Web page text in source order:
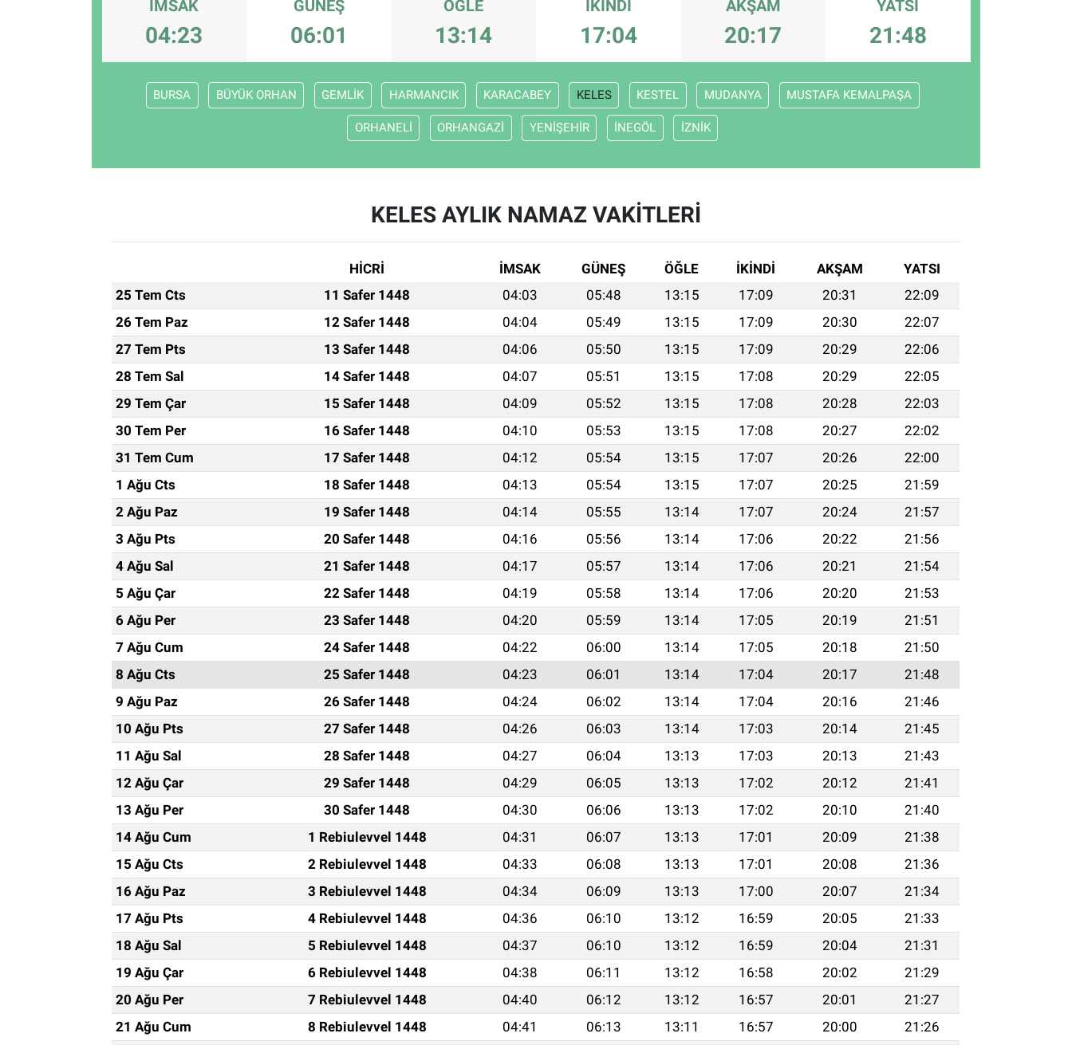
İMSAK
04:23
GÜNEŞ
06:01
ÖĞLE
13:14
İKINDI
17:04
AKŞAM
20:17
YATSI
21:48
BURSA BÜYÜK ORHAN GEMLİK HARMANCIK KARACABEY KELES KESTEL MUDANYA MUSTAFA KEMALPAŞA
ORHANELİ ORHANGAZİ YENİŞEHİR İNEGÖL İZNİK
KELES AYLIK NAMAZ VAKITLERI
HİCRİ İMSAK GÜNEŞ ÖĞLE İKINDI AKŞAM
YATSI
25 Tem Cts
11 Safer 1448 04:03 05:48 13:15 17:09 20:31
22:09
26 Tem Paz
12 Safer 1448 04:04 05:49 13:15 17:09 20:30
22:07
27 Tem Pts
13 Safer 1448 04:06 05:50 13:15 17:09 20:29
22:06
28 Tem Sal
14 Safer 1448 04:07 05:51 13:15 17:08 20:29
22:05
29 Tem Çar
15 Safer 1448 04:09 05:52 13:15 17:08 20:28
22:03
30 Tem Per
16 Safer 1448 04:10 05:53 13:15 17:08 20:27
22:02
31 Tem Cum
17 Safer 1448 04:12 05:54 13:15 17:07 20:26
22:00
1 Ağu Cts
18 Safer 1448 04:13 05:54 13:15 17:07 20:25
21:59
2 Ağu Paz
19 Safer 1448 04:14 05:55 13:14 17:07 20:24
21:57
3 Ağu Pts
20 Safer 1448 04:16 05:56 13:14 17:06 20:22
21:56
4 Ağu Sal
21 Safer 1448 04:17 05:57 13:14 17:06 20:21
21:54
5 Ağu Çar
22 Safer 1448 04:19 05:58 13:14 17:06 20:20
21:53
6 Ağu Per
23 Safer 1448 04:20 05:59 13:14 17:05 20:19
21:51
7 Ağu Cum
24 Safer 1448 04:22 06:00 13:14 17:05 20:18
21:50
8 Ağu Cts
25 Safer 1448 04:23 06:01 13:14 17:04 20:17
21:48
9 Ağu Paz
26 Safer 1448 04:24 06:02 13:14 17:04 20:16
21:46
10 Ağu Pts
27 Safer 1448 04:26 06:03 13:14 17:03 20:14
21:45
11 Ağu Sal
28 Safer 1448 04:27 06:04 13:13 17:03 20:13
21:43
12 Ağu Çar
29 Safer 1448 04:29 06:05 13:13 17:02 20:12
21:41
13 Ağu Per
30 Safer 1448 04:30 06:06 13:13 17:02 20:10
21:40
14 Ağu Cum
1 Rebiulevvel 1448 04:31 06:07 13:13 17:01 20:09
21:38
15 Ağu Cts
2 Rebiulevvel 1448 04:33 06:08 13:13 17:01 20:08
21:36
16 Ağu Paz
3 Rebiulevvel 1448 04:34 06:09 13:13 17:00 20:07
21:34
17 Ağu Pts
4 Rebiulevvel 1448 04:36 06:10 13:12 16:59 20:05
21:33
18 Ağu Sal
5 Rebiulevvel 1448 04:37 06:10 13:12 16:59 20:04
21:31
19 Ağu Çar
6 Rebiulevvel 1448 04:38 06:11 13:12 16:58 20:02
21:29
20 Ağu Per
7 Rebiulevvel 1448 04:40 06:12 13:12 16:57 20:01
21:27
21 Ağu Cum
8 Rebiulevvel 1448 04:41 06:13 13:11 16:57 20:00
21:26
ESKİŞEHİR NÖBETÇİ ECZANELER
Eskişehir Hava Durumu